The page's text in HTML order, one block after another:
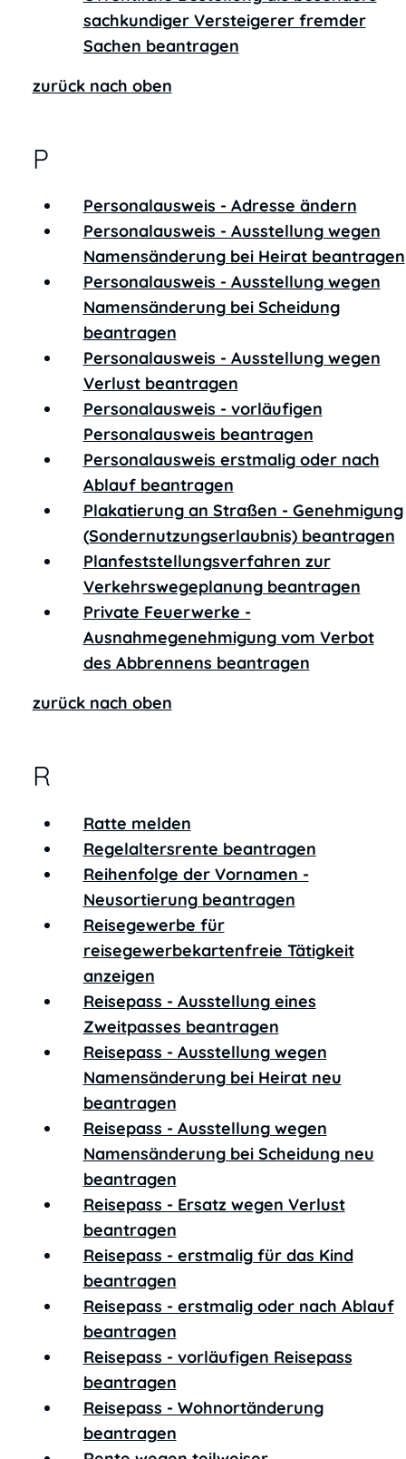
sachkundiger Versteigerer fremder
Sachen beantragen
zurück nach oben
P
Personalausweis - Adresse ändern
Personalausweis - Ausstellung wegen
Namensänderung bei Heirat beantragen
Personalausweis - Ausstellung wegen
Namensänderung bei Scheidung
beantragen
Personalausweis - Ausstellung wegen
Verlust beantragen
Personalausweis - vorläufigen
Personalausweis beantragen
Personalausweis erstmalig oder nach
Ablauf beantragen
Plakatierung an Straßen - Genehmigung
(Sondernutzungserlaubnis) beantragen
Planfeststellungsverfahren zur
Verkehrswegeplanung beantragen
Private Feuerwerke -
Ausnahmegenehmigung vom Verbot
des Abbrennens beantragen
zurück nach oben
R
Ratte melden
Regelaltersrente beantragen
Reihenfolge der Vornamen -
Neusortierung beantragen
Reisegewerbe für
reisegewerbekartenfreie Tätigkeit
anzeigen
Reisepass - Ausstellung eines
Zweitpasses beantragen
Reisepass - Ausstellung wegen
Namensänderung bei Heirat neu
beantragen
Reisepass - Ausstellung wegen
Namensänderung bei Scheidung neu
beantragen
Reisepass - Ersatz wegen Verlust
beantragen
Reisepass - erstmalig für das Kind
beantragen
Reisepass - erstmalig oder nach Ablauf
beantragen
Reisepass - vorläufigen Reisepass
beantragen
Reisepass - Wohnortänderung
beantragen